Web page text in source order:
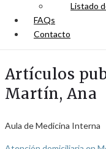
Listado
FAQs
Contacto
Artículos
Martín, Ana
Aula de Medicina Interna